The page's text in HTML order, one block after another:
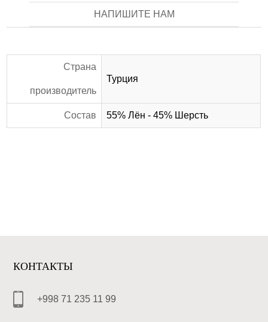
НАПИШИТЕ НАМ
Страна
производитель
Турция
Состав 55% Лён - 45% Шерсть
КОНТАКТЫ
+998 71 235 11 99